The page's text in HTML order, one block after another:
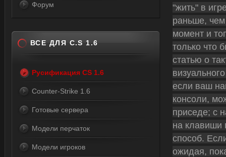
"жить" в
раньше, чем
момент и
только что
статью о
если ваш
консоли,
приседе; с
на клавиши
способ.
ожидая,
Форум
ВСЕ ДЛЯ C.S 1.6
Русификация CS 1.6
Counter-Strike 1.6
Готовые сервера
Модели перчаток
Модели игроков